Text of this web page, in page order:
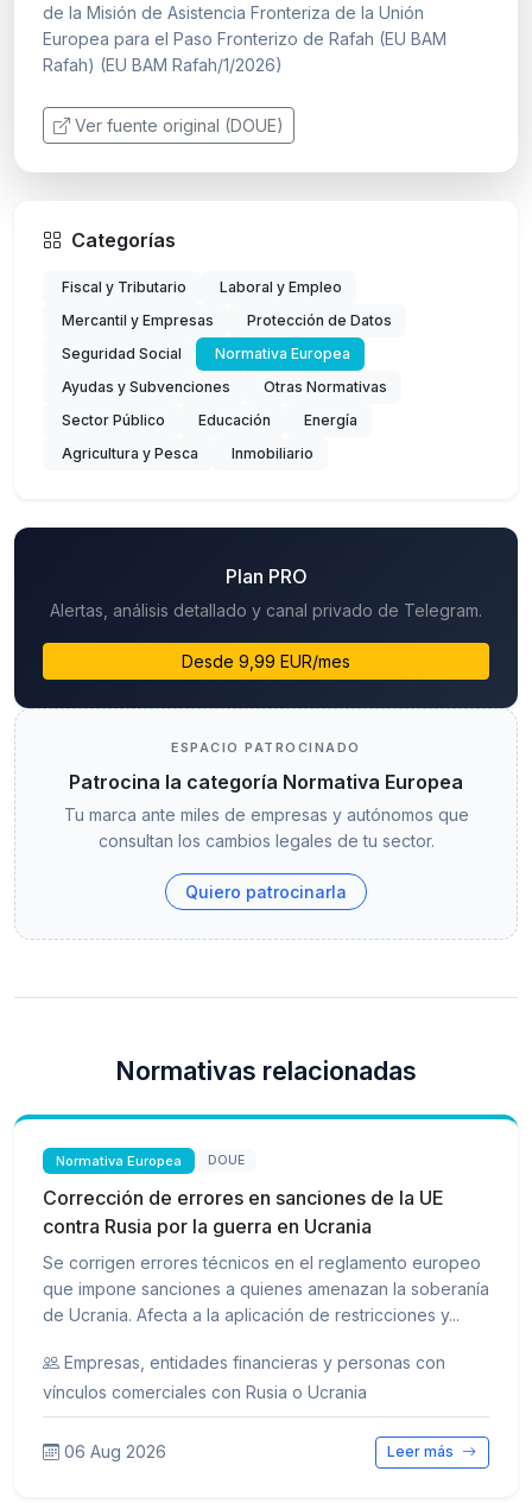
de la Misión de Asistencia Fronteriza de la Unión
Europea para el Paso Fronterizo de Rafah (EU BAM
Rafah) (EU BAM Rafah/1/2026)
Ver fuente original (DOUE)
Categorías
Fiscal y Tributario
Laboral y Empleo
Mercantil y Empresas
Protección de Datos
Seguridad Social
Normativa Europea
Ayudas y Subvenciones
Otras Normativas
Sector Público
Educación
Energía
Agricultura y Pesca
Inmobiliario
Plan PRO
Alertas, análisis detallado y canal privado de Telegram.
Desde 9,99 EUR/mes
ESPACIO PATROCINADO
Patrocina la categoría Normativa Europea
Tu marca ante miles de empresas y autónomos que
consultan los cambios legales de tu sector.
Quiero patrocinarla
Normativas relacionadas
Normativa Europea DOUE
Corrección de errores en sanciones de la UE
contra Rusia por la guerra en Ucrania
Se corrigen errores técnicos en el reglamento europeo
que impone sanciones a quienes amenazan la soberanía
de Ucrania. Afecta a la aplicación de restricciones y...
Empresas, entidades financieras y personas con
vínculos comerciales con Rusia o Ucrania
06 Aug 2026 Leer más